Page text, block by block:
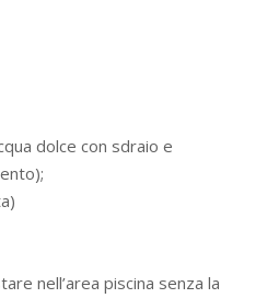
dolce con sdraio e
nell’area piscina senza la